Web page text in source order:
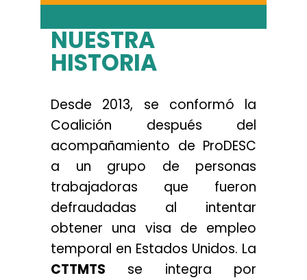
NUESTRA
HISTORIA
Desde 2013, se conformó la
Coalición después del
acompañamiento de ProDESC
a un grupo de personas
trabajadoras que fueron
defraudadas al intentar
obtener una visa de empleo
temporal en Estados Unidos. La
CTTMTS se integra por